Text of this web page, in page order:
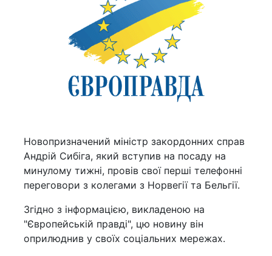
Новопризначений міністр закордонних справ
Андрій Сибіга, який вступив на посаду на
минулому тижні, провів свої перші телефонні
переговори з колегами з Норвегії та Бельгії.
Згідно з інформацією, викладеною на
"Європейській правді", цю новину він
оприлюднив у своїх соціальних мережах.